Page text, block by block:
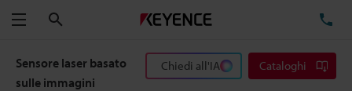
Menu
Sensore laser basato
sulle immagini
Chiedi all'IA Cataloghi